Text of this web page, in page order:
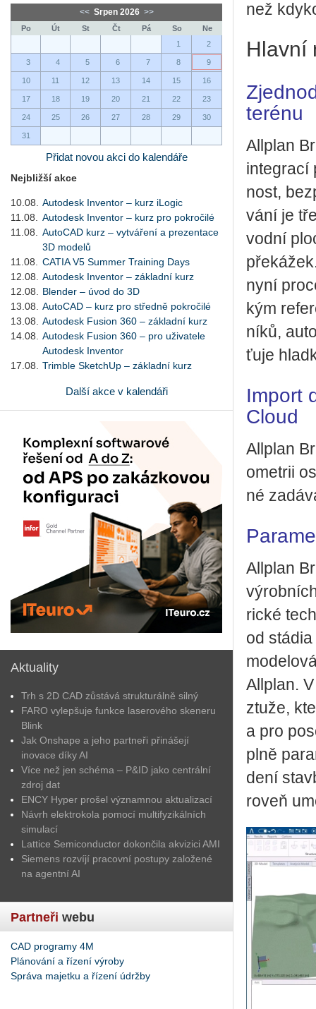
<< Srpen 2026 >>
Po Út St Čt Pá So
Ne
1
2
3 4 5 6 7 8 9
10 11 12 13 14 15 16
17 18 19 20 21 22 23
24 25 26 27 28 29 30
31
Přidat novou akci do kalendáře
Nejbližší akce
10.08.
Autodesk Inventor – kurz iLogic
11.08.
Autodesk Inventor – kurz pro pokročilé
11.08.
AutoCAD kurz – vytváření a prezentace
3D modelů
11.08.
CATIA V5 Summer Training Days
12.08.
Autodesk Inventor – základní kurz
12.08.
Blender – úvod do 3D
13.08.
AutoCAD – kurz pro středně pokročilé
13.08.
Autodesk Fusion 360 – základní kurz
14.08.
Autodesk Fusion 360 – pro uživatele
Autodesk Inventor
17.08.
Trimble SketchUp – základní kurz
Další akce v kalendáři
Aktuality
Trh s 2D CAD zůstává strukturálně silný
FARO vylepšuje funkce laserového skeneru
Blink
Jak Onshape a jeho partneři přinášejí
inovace díky AI
Více než jen schéma – P&ID jako centrální
zdroj dat
ENCY Hyper prošel významnou aktualizací
Návrh elektrokola pomocí multifyzikálních
simulací
Lattice Semiconductor dokončila akvizici AMI
Siemens rozvíjí pracovní postupy založené
na agentní AI
Partneři webu
CAD programy 4M
Plánování a řízení výroby
Správa majetku a řízení údržby
než
Hlavní
terénu
All­plan
in­te­gra­cí
nost,
vá­ní je
vodní
nyní
kým
ní­ků,
ťu­je
Import
Cloud
All­plan
o­me­t­rii
né
All­plan
ric­ké
od
All­plan.
ztu­že,
a pro
plně
de­ní
ro­veň